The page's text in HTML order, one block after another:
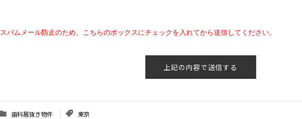
スパムメール防止のため、こちらのボックスにチェックを入れてから送信してください。
歯科居抜き物件 東京